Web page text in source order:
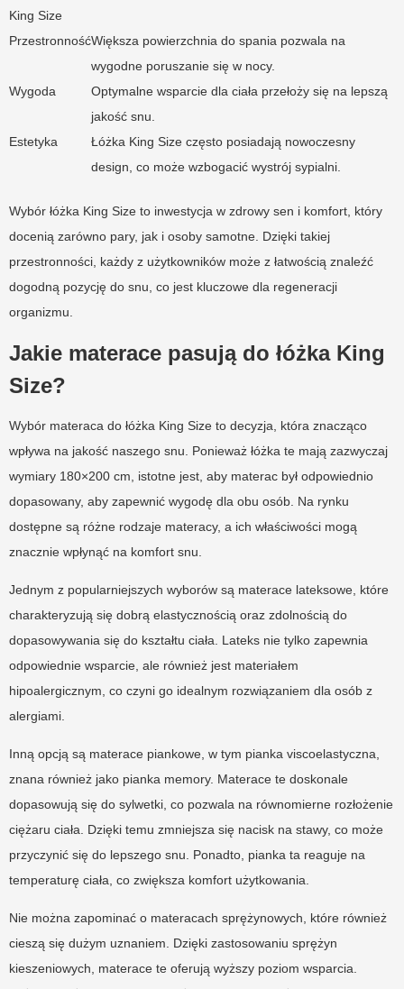
King Size
PrzestronnośćWiększa powierzchnia do spania pozwala na
wygodne poruszanie się w nocy.
Wygoda
Optymalne wsparcie dla ciała przełoży się na lepszą
jakość snu.
Estetyka
Łóżka King Size często posiadają nowoczesny
design, co może wzbogacić wystrój sypialni.
Wybór łóżka King Size to inwestycja w zdrowy sen i komfort, który
docenią zarówno pary, jak i osoby samotne. Dzięki takiej
przestronności, każdy z użytkowników może z łatwością znaleźć
dogodną pozycję do snu, co jest kluczowe dla regeneracji
organizmu.
Jakie materace pasują do łóżka King
Size?
Wybór materaca do łóżka King Size to decyzja, która znacząco
wpływa na jakość naszego snu. Ponieważ łóżka te mają zazwyczaj
wymiary 180×200 cm, istotne jest, aby materac był odpowiednio
dopasowany, aby zapewnić wygodę dla obu osób. Na rynku
dostępne są różne rodzaje materacy, a ich właściwości mogą
znacznie wpłynąć na komfort snu.
Jednym z popularniejszych wyborów są materace lateksowe, które
charakteryzują się dobrą elastycznością oraz zdolnością do
dopasowywania się do kształtu ciała. Lateks nie tylko zapewnia
odpowiednie wsparcie, ale również jest materiałem
hipoalergicznym, co czyni go idealnym rozwiązaniem dla osób z
alergiami.
Inną opcją są materace piankowe, w tym pianka viscoelastyczna,
znana również jako pianka memory. Materace te doskonale
dopasowują się do sylwetki, co pozwala na równomierne rozłożenie
ciężaru ciała. Dzięki temu zmniejsza się nacisk na stawy, co może
przyczynić się do lepszego snu. Ponadto, pianka ta reaguje na
temperaturę ciała, co zwiększa komfort użytkowania.
Nie można zapominać o materacach sprężynowych, które również
cieszą się dużym uznaniem. Dzięki zastosowaniu sprężyn
kieszeniowych, materace te oferują wyższy poziom wsparcia.